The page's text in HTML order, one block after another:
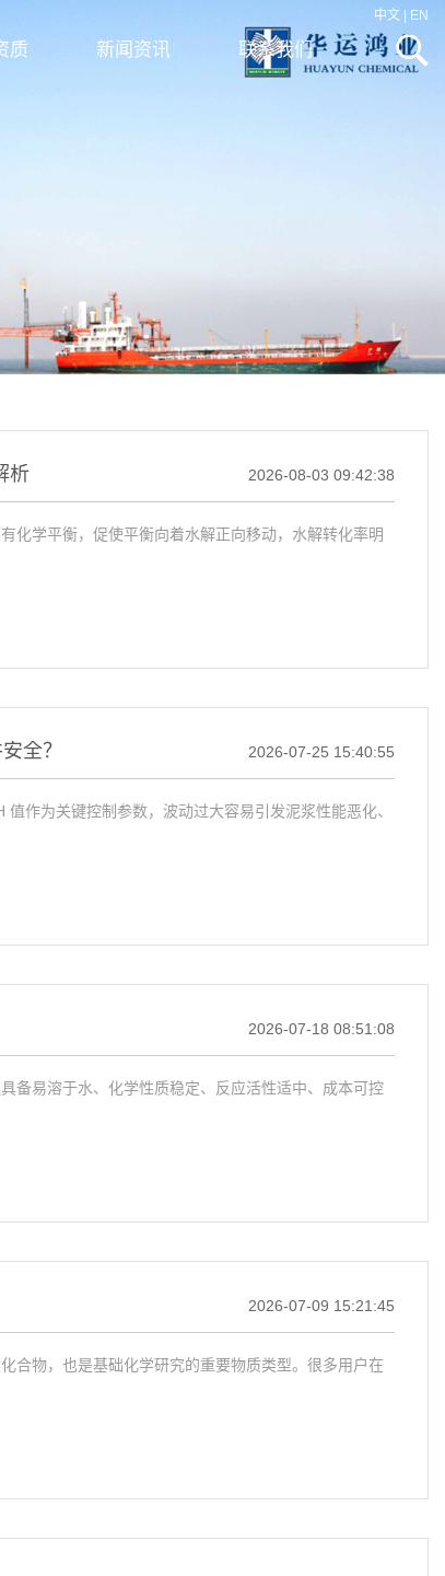
中文 EN
质 新闻资讯 联系我们
析 2026-08-03 09:42:38
化学平衡，促使平衡向着水解正向移动，水解转化率明
全？ 2026-07-25 15:40:55
作为关键控制参数，波动过大容易引发泥浆性能恶化、
2026-07-18 08:51:08
备易溶于水、化学性质稳定、反应活性适中、成本可控
2026-07-09 15:21:45
合物，也是基础化学研究的重要物质类型。很多用户在